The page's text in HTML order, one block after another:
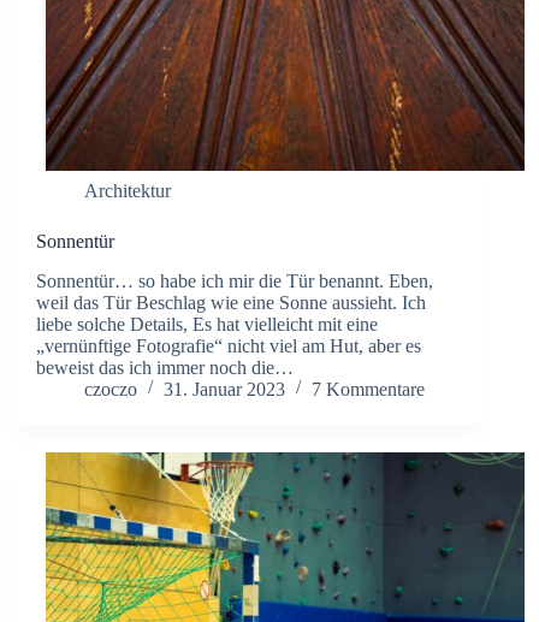
Architektur
Sonnentür
Sonnentür… so habe ich mir die Tür benannt. Eben,
weil das Tür Beschlag wie eine Sonne aussieht. Ich
liebe solche Details, Es hat vielleicht mit eine
„vernünftige Fotografie“ nicht viel am Hut, aber es
beweist das ich immer noch die…
czoczo
31. Januar 2023 7 Kommentare